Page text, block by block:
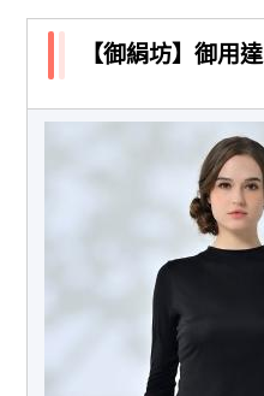
【御絹坊】御用